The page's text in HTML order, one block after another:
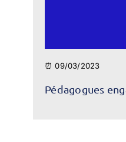
⏰ 09/03/2023
Pédagogues